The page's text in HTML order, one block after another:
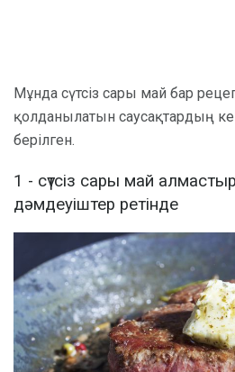
Мұнда сүтсіз сары май бар
қолданылатын саусақтардың
берілген.
1 - сүтсіз сары май
дәмдеуіштер ретінде